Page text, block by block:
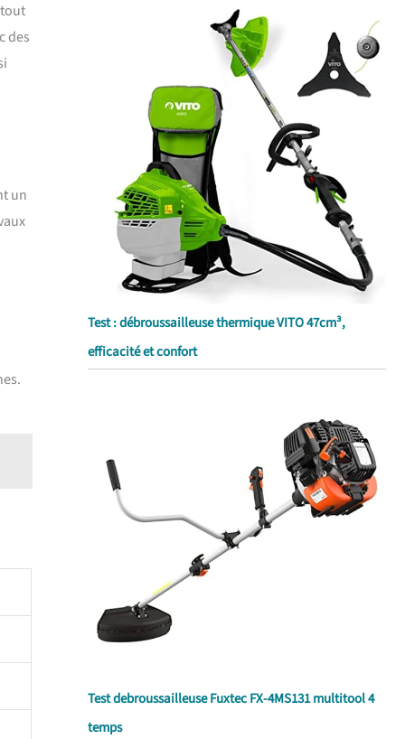
des
un
Test : débroussailleuse thermique VITO 47cm³,
efficacité et confort
Test debroussailleuse Fuxtec FX-4MS131 multitool 4
temps